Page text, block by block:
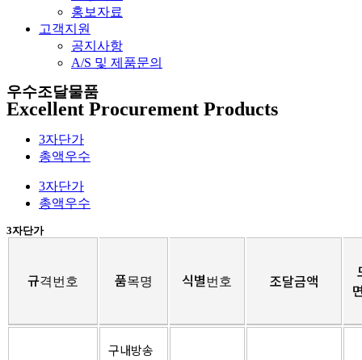
홍보자료
고객지원
공지사항
A/S 및 제품문의​
우수조달물품
Excellent Procurement Products
3자단가
총액우수
3자단가
총액우수
3자단가
규격번호 품목명 식별번호 조달금액
구내방송